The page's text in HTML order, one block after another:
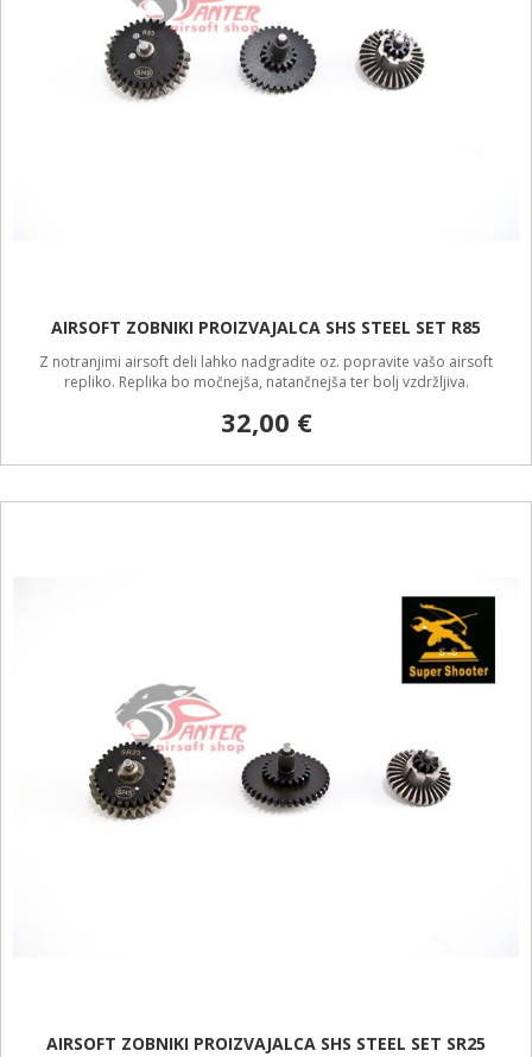
AIRSOFT ZOBNIKI PROIZVAJALCA SHS STEEL SET R85
Z notranjimi airsoft deli lahko nadgradite oz. popravite vašo airsoft
repliko. Replika bo močnejša, natančnejša ter bolj vzdržljiva.
32,00 €
AIRSOFT ZOBNIKI PROIZVAJALCA SHS STEEL SET SR25